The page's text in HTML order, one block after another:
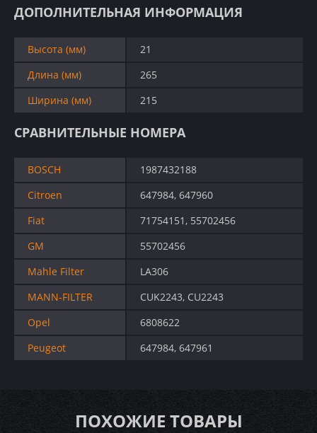
ДОПОЛНИТЕЛЬНАЯ ИНФОРМАЦИЯ
Высота (мм)
21
Длина (мм)
265
Ширина (мм)
215
СРАВНИТЕЛЬНЫЕ НОМЕРА
BOSCH
1987432188
Citroen
647984, 647960
Fiat
71754151, 55702456
GM
55702456
Mahle Filter
LA306
MANN-FILTER
CUK2243, CU2243
Opel
6808622
Peugeot
647984, 647961
ПОХОЖИЕ ТОВАРЫ